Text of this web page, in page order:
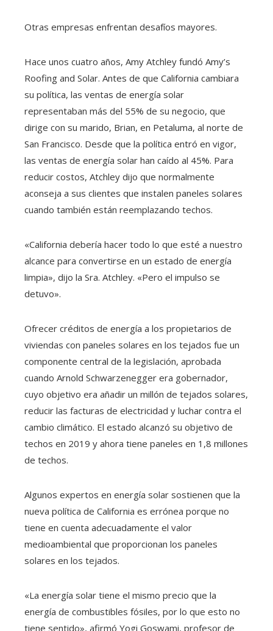
Otras empresas enfrentan desafíos mayores.
Hace unos cuatro años, Amy Atchley fundó Amy’s
Roofing and Solar. Antes de que California cambiara
su política, las ventas de energía solar
representaban más del 55% de su negocio, que
dirige con su marido, Brian, en Petaluma, al norte de
San Francisco. Desde que la política entró en vigor,
las ventas de energía solar han caído al 45%. Para
reducir costos, Atchley dijo que normalmente
aconseja a sus clientes que instalen paneles solares
cuando también están reemplazando techos.
«California debería hacer todo lo que esté a nuestro
alcance para convertirse en un estado de energía
limpia», dijo la Sra. Atchley. «Pero el impulso se
detuvo».
Ofrecer créditos de energía a los propietarios de
viviendas con paneles solares en los tejados fue un
componente central de la legislación, aprobada
cuando Arnold Schwarzenegger era gobernador,
cuyo objetivo era añadir un millón de tejados solares,
reducir las facturas de electricidad y luchar contra el
cambio climático. El estado alcanzó su objetivo de
techos en 2019 y ahora tiene paneles en 1,8 millones
de techos.
Algunos expertos en energía solar sostienen que la
nueva política de California es errónea porque no
tiene en cuenta adecuadamente el valor
medioambiental que proporcionan los paneles
solares en los tejados.
«La energía solar tiene el mismo precio que la
energía de combustibles fósiles, por lo que esto no
tiene sentido», afirmó Yogi Goswami, profesor de